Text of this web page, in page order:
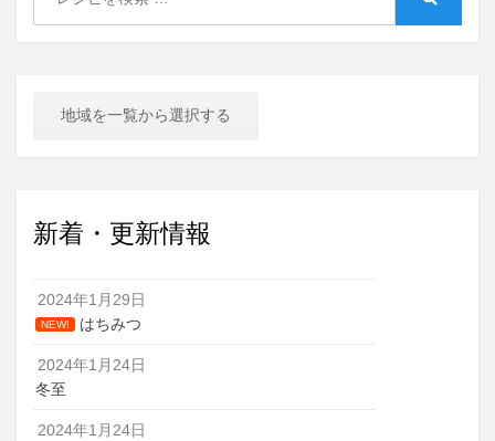
地域を一覧から選択する
新着・更新情報
2024年1月29日
NEW! はちみつ
2024年1月24日
冬至
2024年1月24日